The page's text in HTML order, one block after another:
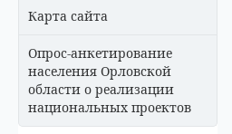
Карта сайта
Опрос-анкетирование
населения Орловской
области о реализации
национальных проектов